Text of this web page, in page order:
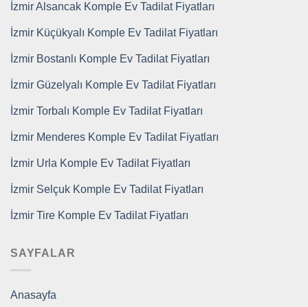
İzmir Alsancak Komple Ev Tadilat Fiyatları
İzmir Küçükyalı Komple Ev Tadilat Fiyatları
İzmir Bostanlı Komple Ev Tadilat Fiyatları
İzmir Güzelyalı Komple Ev Tadilat Fiyatları
İzmir Torbalı Komple Ev Tadilat Fiyatları
İzmir Menderes Komple Ev Tadilat Fiyatları
İzmir Urla Komple Ev Tadilat Fiyatları
İzmir Selçuk Komple Ev Tadilat Fiyatları
İzmir Tire Komple Ev Tadilat Fiyatları
SAYFALAR
Anasayfa